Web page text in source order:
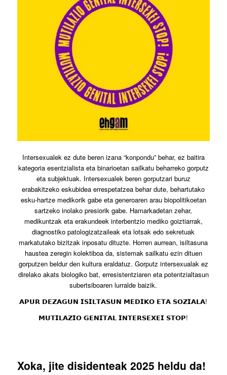
Intersexualek ez dute beren izana “konpondu” behar, ez baitira
kategoria esentzialista eta binarioetan sailkatu beharreko gorputz
eta subjektuak. Intersexualek beren gorputzari buruz
erabakitzeko eskubidea errespetatzea behar dute, behartutako
esku-hartze medikorik gabe eta generoaren arau biopolitikoetan
sartzeko inolako presiorik gabe. Hamarkadetan zehar,
medikuntzak eta erakundeek interbentzio mediko goiztiarrak,
diagnostiko patologizatzaileak eta lotsak edo sekretuak
markatutako bizitzak inposatu dituzte. Horren aurrean, isiltasuna
haustea zeregin kolektiboa da, sistemak sailkatu ezin dituen
gorputzen beldur den kultura eraldatuz. Gorputz intersexualak ez
direlako akats biologiko bat, erresistentziaren eta potentzialtasun
subertsiboaren lurralde baizik.
𝗔𝗣𝗨𝗥 𝗗𝗘𝗭𝗔𝗚𝗨𝗡 𝗜𝗦𝗜𝗟𝗧𝗔𝗦𝗨𝗡 𝗠𝗘𝗗𝗜𝗞𝗢 𝗘𝗧𝗔 𝗦𝗢𝗭𝗜𝗔𝗟𝗔!
𝗠𝗨𝗧𝗜𝗟𝗔𝗭𝗜𝗢 𝗚𝗘𝗡𝗜𝗧𝗔𝗟 𝗜𝗡𝗧𝗘𝗥𝗦𝗘𝗫𝗘𝗜 𝗦𝗧𝗢𝗣!
Xoka, jite disidenteak 2025 heldu da!